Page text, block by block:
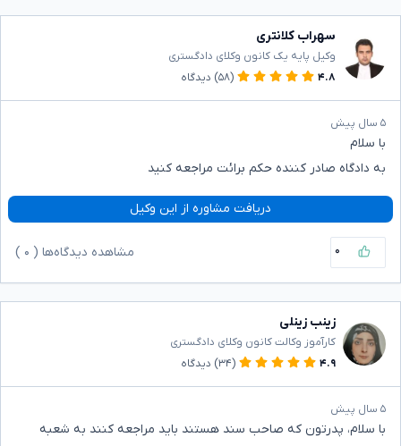
سهراب کلانتری
وکیل پایه یک کانون وکلای دادگستری
۴.۸
(۵۸) دیدگاه
۵ سال پیش
با سلام
به دادگاه صادر کننده حکم برائت مراجعه کنید
دریافت مشاوره از این وکیل
۰ مشاهده دیدگاه‌ها ( ۰
زینب زینلی
کارآموز وکالت کانون وکلای دادگستری
۴.۹
(۳۴) دیدگاه
۵ سال پیش
با سلام، پدرتون که صاحب سند هستند باید مراجعه کنند به شعبه